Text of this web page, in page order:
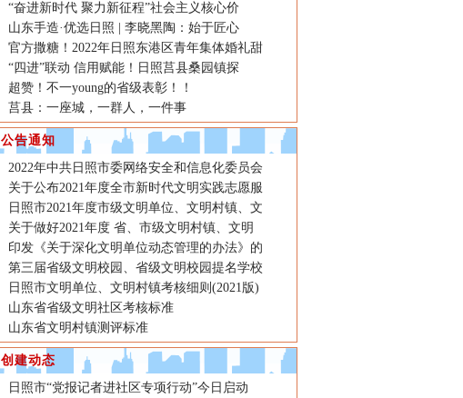
“奋进新时代 聚力新征程”社会主义核心价
山东手造·优选日照 | 李晓黑陶：始于匠心
官方撒糖！2022年日照东港区青年集体婚礼甜
“四进”联动 信用赋能！日照莒县桑园镇探
超赞！不一young的省级表彰！！
莒县：一座城，一群人，一件事
公告通知
2022年中共日照市委网络安全和信息化委员会
关于公布2021年度全市新时代文明实践志愿服
日照市2021年度市级文明单位、文明村镇、文
关于做好2021年度 省、市级文明村镇、文明
印发《关于深化文明单位动态管理的办法》的
第三届省级文明校园、省级文明校园提名学校
日照市文明单位、文明村镇考核细则(2021版)
山东省省级文明社区考核标准
山东省文明村镇测评标准
创建动态
日照市“党报记者进社区专项行动”今日启动